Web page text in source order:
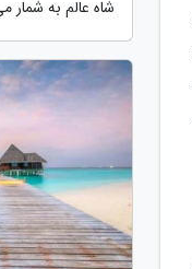
شاه عالم به شمار